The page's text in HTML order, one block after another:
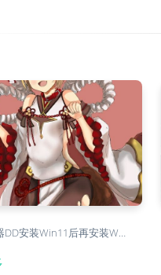
DD安装Win11后再安装W…